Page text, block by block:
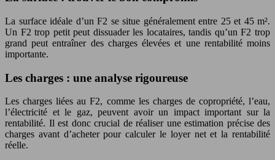
La surface idéale d’un F2 se situe généralement entre 25 et 45 m².
Un F2 trop petit peut dissuader les locataires, tandis qu’un F2 trop
grand peut entraîner des charges élevées et une rentabilité moins
importante.
Les charges : une analyse rigoureuse
Les charges liées au F2, comme les charges de copropriété, l’eau,
l’électricité et le gaz, peuvent avoir un impact important sur la
rentabilité. Il est donc crucial de réaliser une estimation précise des
charges avant d’acheter pour calculer le loyer net et la rentabilité
réelle.